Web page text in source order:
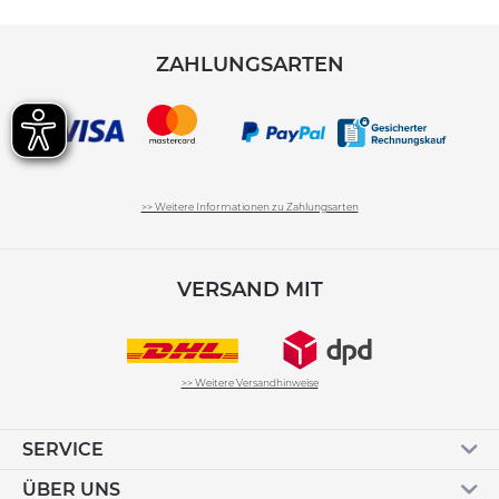
ZAHLUNGSARTEN
>> Weitere Informationen zu Zahlungsarten
VERSAND MIT
>> Weitere Versandhinweise
SERVICE
ÜBER UNS